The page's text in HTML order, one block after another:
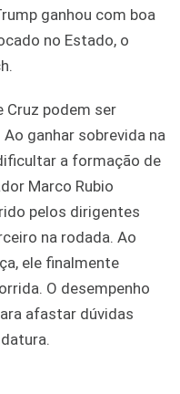
ganhou com boa
no Estado, o
Cruz podem ser
ganhar sobrevida na
a formação de
Marco Rubio
pelos dirigentes
na rodada. Ao
ele finalmente
O desempenho
afastar dúvidas